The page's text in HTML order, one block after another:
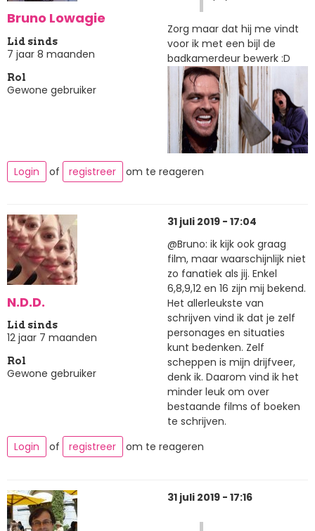
Bruno Lowagie
Lid sinds
7 jaar 8 maanden
Rol
Gewone gebruiker
Zorg maar dat hij me vindt
voor ik met een bijl de
badkamerdeur bewerk :D
Login of registreer om te reageren
N.D.D.
Lid sinds
12 jaar 7 maanden
Rol
Gewone gebruiker
31 juli 2019 - 17:04
@Bruno: ik kijk ook graag
film, maar waarschijnlijk niet
zo fanatiek als jij. Enkel
6,8,9,12 en 16 zijn mij bekend.
Het allerleukste van
schrijven vind ik dat je zelf
personages en situaties
kunt bedenken. Zelf
scheppen is mijn drijfveer,
denk ik. Daarom vind ik het
minder leuk om over
bestaande films of boeken
te schrijven.
Login
of registreer om te reageren
31 juli 2019 - 17:16